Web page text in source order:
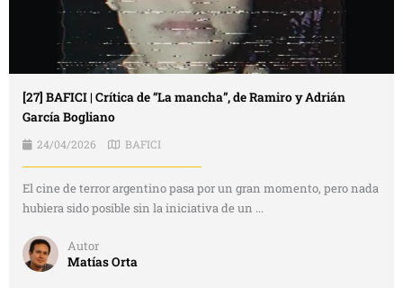
[27] BAFICI | Crítica de “La mancha”, de Ramiro y Adrián
García Bogliano
24/04/2026 BAFICI
El cine de terror argentino pasa por un gran momento, pero nada
hubiera sido posible sin la iniciativa de un ...
Autor
Matías Orta